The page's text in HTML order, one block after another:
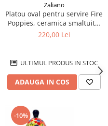
Zaliano
Platou oval pentru servire Fire
Poppies, ceramica smaltuita,
pictat manual, 16,8 x 27,3 cm
220,00 Lei
ULTIMUL PRODUS IN STOC
ADAUGA IN COS
-10%